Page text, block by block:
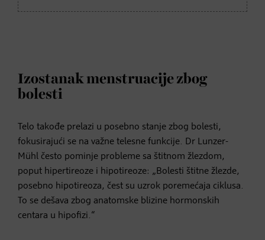
Izostanak menstruacije zbog
bolesti
Telo takođe prelazi u posebno stanje zbog bolesti,
fokusirajući se na važne telesne funkcije. Dr Lunzer-
Mühl često pominje probleme sa štitnom žlezdom,
poput hipertireoze i hipotireoze: „Bolesti štitne žlezde,
posebno hipotireoza, čest su uzrok poremećaja ciklusa.
To se dešava zbog anatomske blizine hormonskih
centara u hipofizi.“